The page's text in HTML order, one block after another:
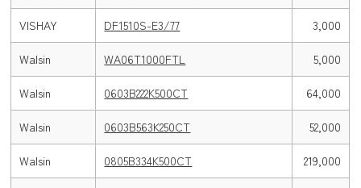
VISHAY DF1510S-E3/77 3,000
Walsin WA06T1000FTL 5,000
Walsin 0603B222K500CT 64,000
Walsin 0603B563K250CT 52,000
Walsin 0805B334K500CT 219,000